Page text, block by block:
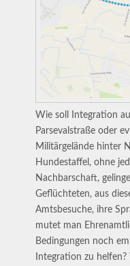
Wie soll Integration
Parsevalstraße oder
Militärgelände hinter
Hundestaffel, ohne
Nachbarschaft,
Geflüchteten, aus
Amtsbesuche, ihre
mutet man
Bedingungen noch
Integration zu